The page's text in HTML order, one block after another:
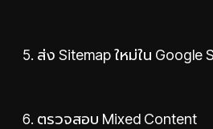
ส่ง Sitemap ใหม่ใน Google
ตรวจสอบ Mixed Content